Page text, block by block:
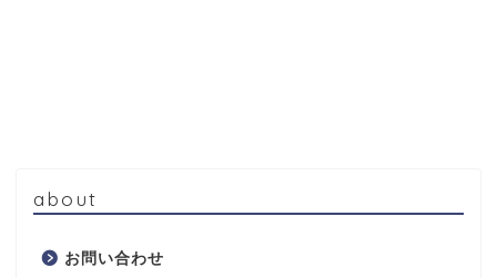
about
お問い合わせ